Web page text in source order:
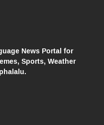
News Portal for
Sports, Weather